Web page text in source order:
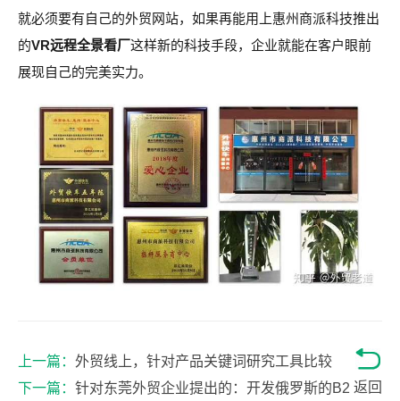
就必须要有自己的外贸网站，如果再能用上惠州商派科技推出
的VR远程全景看厂这样新的科技手段，企业就能在客户眼前
展现自己的完美实力。
返回
上一篇： 外贸线上，针对产品关键词研究工具比较
下一篇： 针对东莞外贸企业提出的：开发俄罗斯的B2